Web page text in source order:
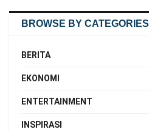
BROWSE BY CATEGORIES
BERITA
EKONOMI
ENTERTAINMENT
INSPIRASI